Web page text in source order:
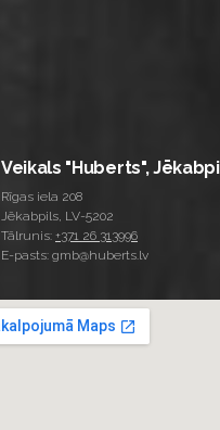
Veikals "Huberts",
Rīgas iela 208
Jēkabpils, LV-5202
Tālrunis: +371 26 313996
E-pasts: gmb@huberts.lv